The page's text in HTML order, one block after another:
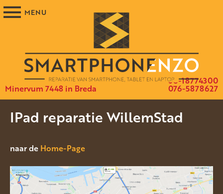
Minervum 7448 in Breda 076-5878627
06-18774300
IPad reparatie WillemStad
naar de Home-Page